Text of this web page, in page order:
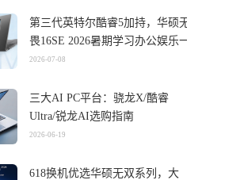
第三代英特尔酷睿5加持，华硕无
畏16SE 2026暑期学习办公娱乐一
机搞定
2026-07-08
三大AI PC平台：骁龙X/酷睿
Ultra/锐龙AI选购指南
2026-06-19
618换机优选华硕无双系列，大